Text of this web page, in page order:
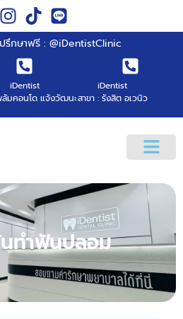
กษาฟรี : @iDentistClinic
iDentist
ลัมคอนโด แจ้งวัฒนะ
iDentist
สาขา : รังสิต อเวนิว
นทำฟันปลอม